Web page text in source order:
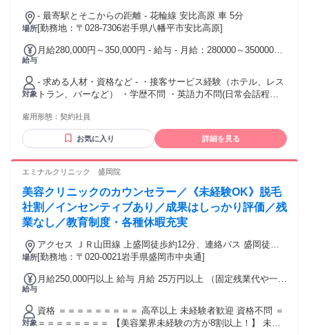
原】バーテンダー/岩手県八幡平市/社員寮(安比高原)
利用可/福利厚生充実/正社員登用制度有
場所
- 最寄駅とそこからの距離 - 花輪線 安比高原 車 5分
[勤務地：〒028-7306岩手県八幡平市安比高原]
給与
月給280,000円～350,000円 - 給与 - 月給：280000～350000円
※資格手当別途支給あり（例：外国語手当5,000円～7,500/
月）※年収例：3,360,000円～4,500,000円
対象
- 求める人材・資格など - ・接客サービス経験（ホテル、レス
トラン、バーなど） ・学歴不問 ・英語力不問(日常会話程度
ポジション検討させて頂きます。＞ ・バーテンダーとしての
実務経験3年程度 ・マネジメント経験（スタッフの指導経験な
雇用形態： 契約社員
お気に入り 詳細を見る
エミナルクリニック 盛岡院
美容クリニックのカウンセラー／《未経験OK》脱毛
社割／インセンティブあり／成果はしっかり評価／残
業なし／教育制度・各種休暇充実
場所
アクセス ＪＲ山田線 上盛岡徒歩約12分、連絡バス 盛岡徒歩
約16分、ＪＲ山田線 盛岡東口徒歩約16分
[勤務地：〒020-0021岩手県盛岡市中央通]
給与
月給250,000円以上 給与 月給 25万円以上 （固定残業代や一律
時間：23時間） 固定残業時間を超えた勤務時間については別
途残業代を支給する 【頑張りはしっかり反映！】 インセンテ
ィブ（業績賞与）として 成果を還元します！ 1年で150万円の
対象
資格 ＝＝＝＝＝＝＝＝＝ 高卒以上 未経験者歓迎 資格不問 ＝
＝＝＝＝＝＝＝＝ 【美容業界未経験の方が8割以上！】 未経